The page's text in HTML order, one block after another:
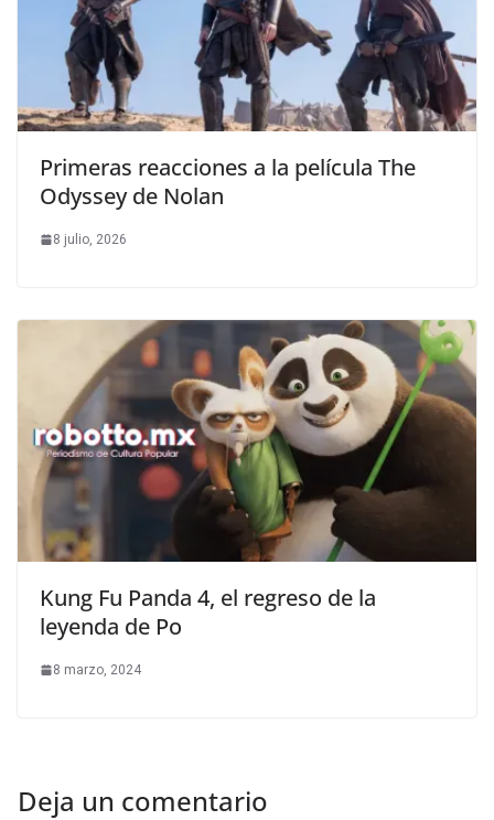
Primeras reacciones a la película The
Odyssey de Nolan
8 julio, 2026
Kung Fu Panda 4, el regreso de la
leyenda de Po
8 marzo, 2024
Deja un comentario